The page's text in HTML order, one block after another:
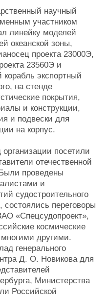
научный
участником
линейку моделей
океанской зоны,
проекта 23000Э,
23560Э и
экспортный
на стенде
покрытия,
и конструкции,
и подвески для
на корпус.
посетили
отечественной
проведены
и
судостроительного
состоялись переговоры
«Спецсудопроект»,
космические
другими.
генерального
Д. О. Новикова для
Министерства
Российской